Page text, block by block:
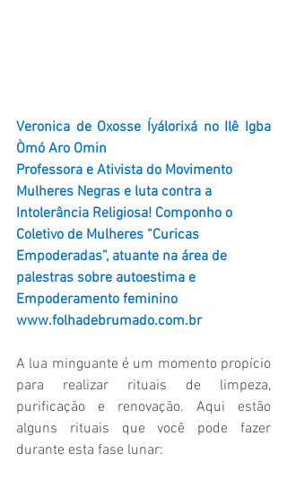
Veronica de Oxosse Íyálorixá no Ilê Igba
Òmó Aro Omin
Professora e Ativista do Movimento
Mulheres Negras e luta contra a
Intolerância Religiosa! Componho o
Coletivo de Mulheres “Curicas
Empoderadas”, atuante na área de
palestras sobre autoestima e
Empoderamento feminino
www.folhadebrumado.com.br
A lua minguante é um momento propício
para realizar rituais de limpeza,
purificação e renovação. Aqui estão
alguns rituais que você pode fazer
durante esta fase lunar: